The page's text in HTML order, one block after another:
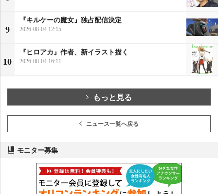
9
『キルケーの魔女』独占配信決定
2026-08-04 12:15
10
『ヒロアカ』作者、新イラスト描く
2026-08-04 16:11
もっと見る
ニュース一覧へ戻る
モニター募集